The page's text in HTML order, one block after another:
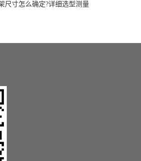
尺寸怎么确定?详细选型测量